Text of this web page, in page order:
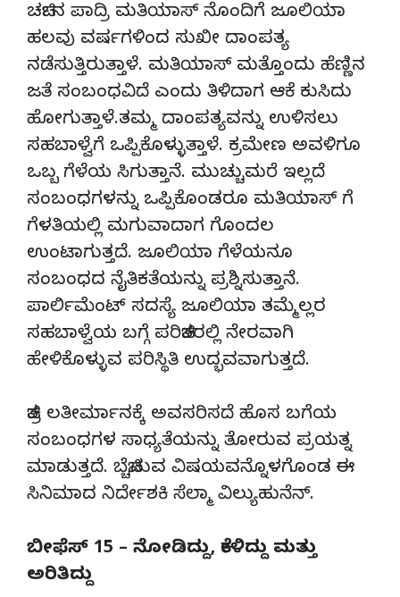
ಚರ್ಚಿನ ಪಾದ್ರಿ ಮತಿಯಾಸ್ ನೊಂದಿಗೆ ಜೂಲಿಯಾ‌
ಹಲವು ವರ್ಷಗಳಿಂದ ಸುಖೀ ದಾಂಪತ್ಯ
ನಡೆಸುತ್ತಿರುತ್ತಾಳೆ. ಮತಿಯಾಸ್ ಮತ್ತೊಂದು ಹೆಣ್ಣಿನ
ಜತೆ ಸಂಬಂಧವಿದೆ ಎಂದು ತಿಳಿದಾಗ ಆಕೆ ಕುಸಿದು
ಹೋಗುತ್ತಾಳೆ.ತಮ್ಮ ದಾಂಪತ್ಯವನ್ನು ಉಳಿಸಲು
ಸಹಬಾಳ್ವೆಗೆ ಒಪ್ಪಿಕೊಳ್ಳುತ್ತಾಳೆ. ಕ್ರಮೇಣ ಅವಳಿಗೂ
ಒಬ್ಬ ಗೆಳೆಯ ಸಿಗುತ್ತಾನೆ. ಮುಚ್ಚುಮರೆ ಇಲ್ಲದೆ
ಸಂಬಂಧಗಳನ್ನು ಒಪ್ಪಿಕೊಂಡರೂ ಮತಿಯಾಸ್ ಗೆ
ಗೆಳತಿಯಲ್ಲಿ ಮಗುವಾದಾಗ ಗೊಂದಲ‌
ಉಂಟಾಗುತ್ತದೆ. ಜೂಲಿಯಾ ಗೆಳೆಯನೂ
ಸಂಬಂಧದ ನೈತಿಕತೆಯನ್ನು ಪ್ರಶ್ನಿಸುತ್ತಾನೆ.
ಪಾರ್ಲಿಮೆಂಟ್ ಸದಸ್ಯೆ ಜೂಲಿಯಾ ತಮ್ಮೆಲ್ಲರ
ಸಹಬಾಳ್ವೆಯ ಬಗ್ಗೆ ಪರಿಚಿತರಲ್ಲಿ ನೇರವಾಗಿ‌
ಹೇಳಿಕೊಳ್ಳುವ ಪರಿಸ್ಥಿತಿ ಉದ್ಭವವಾಗುತ್ತದೆ.
ಚಿತ್ರ ಲತೀರ್ಮಾನಕ್ಕೆ ಅವಸರಿಸದೆ ಹೊಸ ಬಗೆಯ
ಸಂಬಂಧಗಳ ಸಾಧ್ಯತೆಯನ್ನು ತೋರುವ ಪ್ರಯತ್ನ
ಮಾಡುತ್ತದೆ. ಬೆಚ್ಚಿಸುವ ವಿಷಯವನ್ನೊಳಗೊಂಡ ಈ
ಸಿನಿಮಾದ ನಿರ್ದೇಶಕಿ ಸೆಲ್ಮಾ ವಿಲ್ಯುಹುನೆನ್.
ಬೀಫೆಸ್ 15 – ನೋಡಿದ್ದು, ಕೇಳಿದ್ದು ಮತ್ತು
ಅರಿತಿದ್ದು